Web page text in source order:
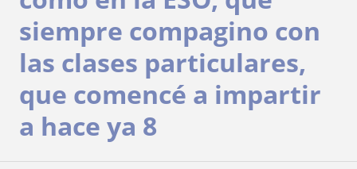
siempre compagino con
las clases particulares,
que comencé a impartir
a hace ya 8